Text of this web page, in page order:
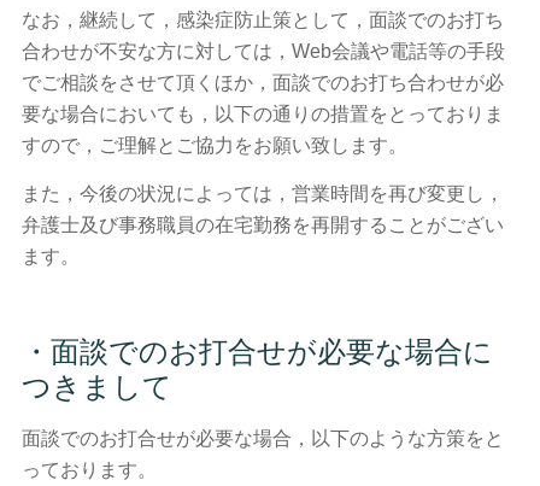
なお，継続して，感染症防止策として，面談でのお打ち
合わせが不安な方に対しては，Web会議や電話等の手段
でご相談をさせて頂くほか，面談でのお打ち合わせが必
要な場合においても，以下の通りの措置をとっておりま
すので，ご理解とご協力をお願い致します。
また，今後の状況によっては，営業時間を再び変更し，
弁護士及び事務職員の在宅勤務を再開することがござい
ます。
・面談でのお打合せが必要な場合に
つきまして
面談でのお打合せが必要な場合，以下のような方策をと
っております。